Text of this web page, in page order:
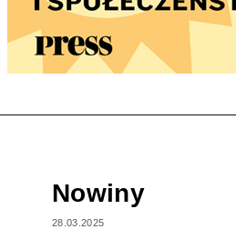
Nowiny
28.03.2025